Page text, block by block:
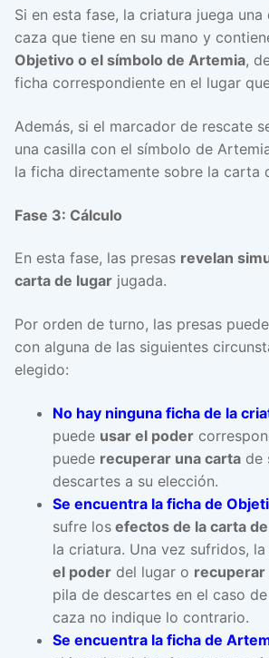
Si en esta fase, la criatura juega
caza que tiene en su mano y
Objetivo o el símbolo de Artemia,
ficha correspondiente en el lugar
Además, si el marcador de rescate
una casilla con el símbolo de
la ficha directamente sobre la carta
Fase 3: Cálculo
En esta fase, las presas revelan
carta de lugar jugada.
Por orden de turno, las presas
con alguna de las siguientes
elegido:
No hay ninguna ficha de la
puede usar el poder
puede recuperar una cartade
descartes a su elección.
Se encuentra la ficha de
sufre losefectos de la carta
la criatura. Una vez sufridos,
el poderdel lugar o recuperar
pila de descartes en el caso
caza no indique lo contrario.
Se encuentra la ficha de